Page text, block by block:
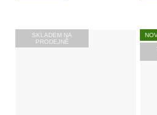
SKLADEM NA
PRODEJNĚ